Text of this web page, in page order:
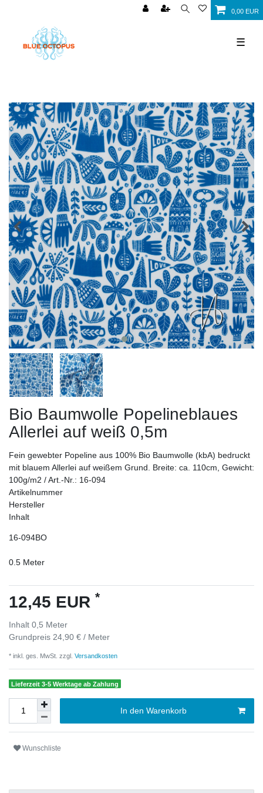
0,00 EUR
☰
Bio Baumwolle Popelineblaues
Allerlei auf weiß 0,5m
Fein gewebter Popeline aus 100% Bio Baumwolle (kbA) bedruckt
mit blauem Allerlei auf weißem Grund. Breite: ca. 110cm, Gewicht:
100g/m2 / Art.-Nr.: 16-094
Artikelnummer
Hersteller
Inhalt
16-094BO
0.5 Meter
12,45 EUR *
Inhalt 0,5 Meter
Grundpreis 24,90 € / Meter
* inkl. ges. MwSt. zzgl. Versandkosten
Lieferzeit 3-5 Werktage ab Zahlung
In den Warenkorb
Wunschliste